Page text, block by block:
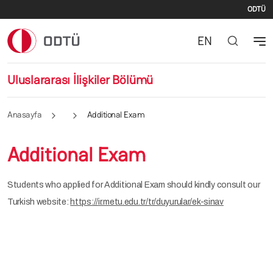
ODTÜ
Uluslararası İlişkiler Bölümü
EN
Anasayfa Additional Exam
Additional Exam
Students who applied for Additional Exam should kindly consult our
Turkish website: https://ir.metu.edu.tr/tr/duyurular/ek-sinav